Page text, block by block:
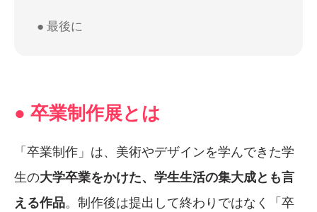
● 最後に
● 卒業制作展とは
「卒業制作」は、美術やデザインを学んできた学
生の大学卒業をかけた、学生生活の集大成とも言
える作品。制作後は提出して終わりではなく「卒